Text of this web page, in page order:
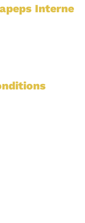
Interne